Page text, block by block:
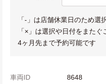
「-」は店舗休業日のため選
「×」は選択や日付をまた
4ヶ月先まで予約可能です
車両ID 8648